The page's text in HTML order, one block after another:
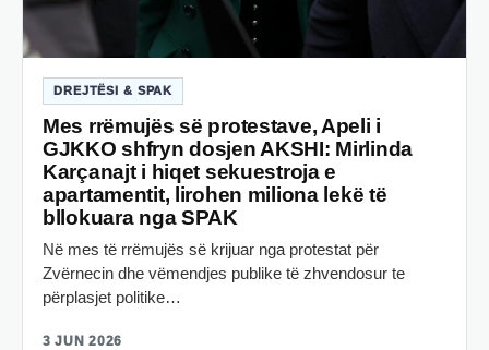
DREJTËSI & SPAK
Mes rrëmujës së protestave, Apeli i
GJKKO shfryn dosjen AKSHI: Mirlinda
Karçanajt i hiqet sekuestroja e
apartamentit, lirohen miliona lekë të
bllokuara nga SPAK
Në mes të rrëmujës së krijuar nga protestat për
Zvërnecin dhe vëmendjes publike të zhvendosur te
përplasjet politike…
3 JUN 2026